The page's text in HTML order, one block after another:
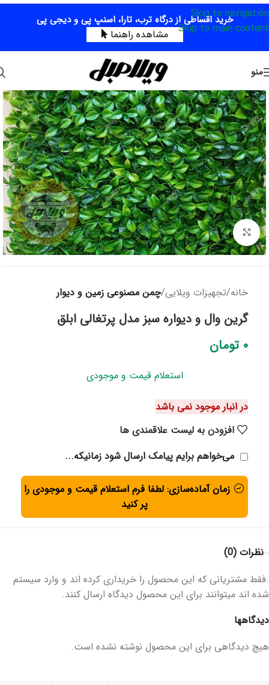
Skip to navigation
Skip to main content
خرید اقساطی از درگاه ترب، تارا، اسنپ پی و دیجی پی
مشاهده راهنما
منو
برای بزرگنمایی کلیک کنید
خانه تجهیزات ویلایی چمن مصنوعی زمین و دیوار
گرین وال و دیواره سبز مدل پرتغالی ابلق
۰ تومان
استعلام قیمت و موجودی
در انبار موجود نمی باشد
افزودن به لیست علاقمندی ها
می‌خواهم برایم پیامک ارسال شود زمانیکه...
زمان آماده‌سازی: لطفا فرم استعلام قیمت و موجودی را
پر کنید
نظرات (0)
دیدگاهها
هیچ دیدگاهی برای این محصول نوشته نشده است.
.فقط مشتریانی که این محصول را خریداری کرده اند و وارد سیستم
شده اند میتوانند برای این محصول دیدگاه ارسال کنند.